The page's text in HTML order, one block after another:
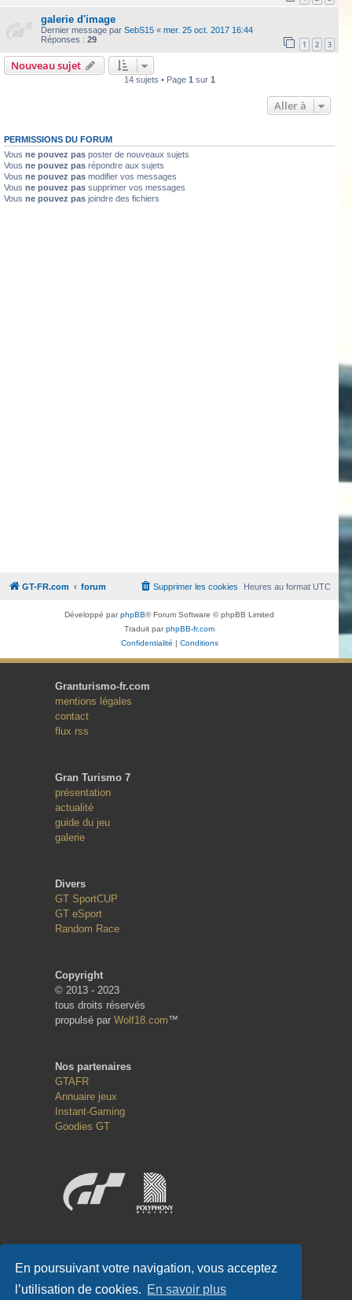
En poursuivant votre navigation, vous acceptez
l’utilisation de cookies. En savoir plus
galerie d'image
Dernier message par SebS15 « mer. 25 oct. 2017 16:44
Réponses : 29 1 2 3
Nouveau sujet
14 sujets • Page 1 sur 1
Aller à
PERMISSIONS DU FORUM
Vous ne pouvez pas poster de nouveaux sujets
Vous ne pouvez pas répondre aux sujets
Vous ne pouvez pas modifier vos messages
Vous ne pouvez pas supprimer vos messages
Vous ne pouvez pas joindre des fichiers
GT-FR.com forum Heures au formatUTC
Supprimer les cookies
Développé parphpBB® Forum Software © phpBB Limited
Traduit parphpBB-fr.com
Confidentialité | Conditions
Granturismo-fr.com
mentions légales
contact
flux rss
Gran Turismo 7
présentation
actualité
guide du jeu
galerie
Divers
GT SportCUP
GT eSport
Random Race
Copyright
© 2013 - 2023
tous droits réservés
propulsé par Wolf18.com™
Nos partenaires
GTAFR
Annuaire jeux
Instant-Gaming
Goodies GT